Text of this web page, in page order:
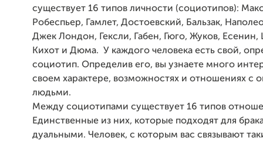
существует 16 типов личности (социотипов):
Робеспьер, Гамлет, Достоевский, Бальзак,
Джек Лондон, Гексли, Габен, Гюго, Жуков,
Кихот и Дюма. У каждого человека есть свой,
социотип. Определив его, вы узнаете много
своем характере, возможностях и отношениях с
людьми.
Между социотипами существует 16 типов
Единственные из них, которые подходят для
дуальными. Человек, с которым вас связывают